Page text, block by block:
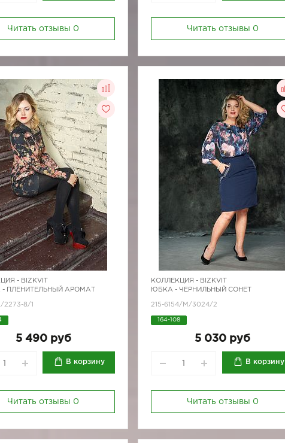
Читать отзывы 0 Читать отзывы 0
- BIZKVIT
- ПЛЕНИТЕЛЬНЫЙ АРОМАТ
2273-8/1
5 490 руб
В корзину
Читать отзывы 0
КОЛЛЕКЦИЯ - BIZKVIT
ЮБКА - ЧЕРНИЛЬНЫЙ СОНЕТ
215-6154/М/3024/2
164-108
5 030 руб
В корзину
Читать отзывы 0